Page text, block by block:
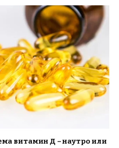
витамин Д – наутро или